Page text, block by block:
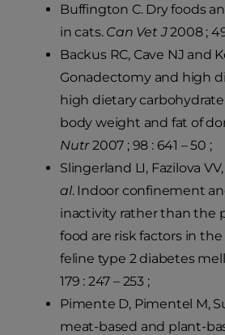
Buffington C. Dry foods
in cats. Can Vet J2008 ; 49
Backus RC, Cave NJ and
Gonadectomy and high
high dietary
body weight and fat of
Nutr2007 ; 98 : 641 – 50 ;
Slingerland LI, Fazilova
al. Indoor confinement
inactivity rather than the
food are risk factors in
feline type 2 diabetes
179 : 247 – 253 ;
Pimente D, Pimentel M,
meat-based and plant-